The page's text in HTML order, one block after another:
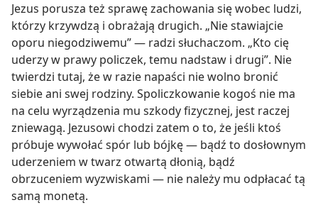
Jezus porusza też sprawę zachowania się wobec ludzi,
którzy krzywdzą i obrażają drugich. „Nie stawiajcie
oporu niegodziwemu” — radzi słuchaczom. „Kto cię
uderzy w prawy policzek, temu nadstaw i drugi”. Nie
twierdzi tutaj, że w razie napaści nie wolno bronić
siebie ani swej rodziny. Spoliczkowanie kogoś nie ma
na celu wyrządzenia mu szkody fizycznej, jest raczej
zniewagą. Jezusowi chodzi zatem o to, że jeśli ktoś
próbuje wywołać spór lub bójkę — bądź to dosłownym
uderzeniem w twarz otwartą dłonią, bądź
obrzuceniem wyzwiskami — nie należy mu odpłacać tą
samą monetą.